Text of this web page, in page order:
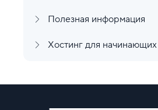
Полезная информация
Хостинг для начинающих